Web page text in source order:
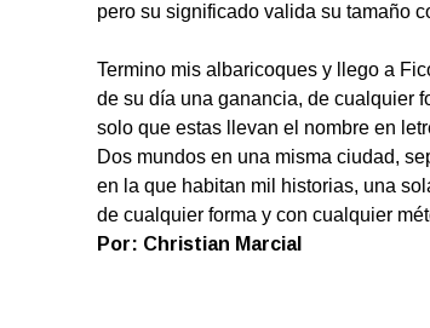
pero su significado valida su tamaño
Termino mis albaricoques y llego a
de su día una ganancia, de cualquier
solo que estas llevan el nombre en
Dos mundos en una misma ciudad,
en la que habitan mil historias, una
de cualquier forma y con cualquier
Por: Christian Marcial